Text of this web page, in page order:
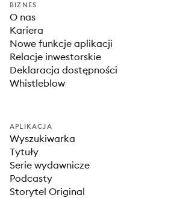
BIZNES
O nas
Kariera
Nowe funkcje aplikacji
Relacje inwestorskie
Deklaracja dostępności
Whistleblow
APLIKACJA
Wyszukiwarka
Tytuły
Serie wydawnicze
Podcasty
Storytel Original